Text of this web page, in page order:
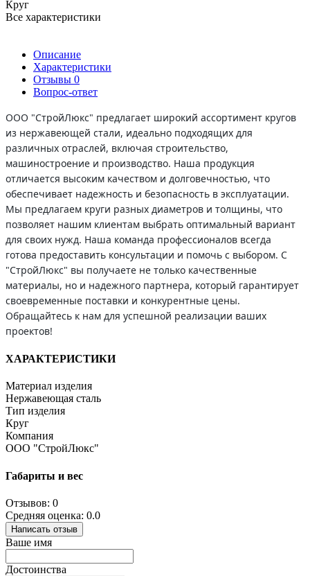
Круг
Все характеристики
Описание
Характеристики
Отзывы 0
Вопрос-ответ
ООО "СтройЛюкс" предлагает широкий ассортимент кругов
из нержавеющей стали, идеально подходящих для
различных отраслей, включая строительство,
машиностроение и производство. Наша продукция
отличается высоким качеством и долговечностью, что
обеспечивает надежность и безопасность в эксплуатации.
Мы предлагаем круги разных диаметров и толщины, что
позволяет нашим клиентам выбрать оптимальный вариант
для своих нужд. Наша команда профессионалов всегда
готова предоставить консультации и помочь с выбором. С
"СтройЛюкс" вы получаете не только качественные
материалы, но и надежного партнера, который гарантирует
своевременные поставки и конкурентные цены.
Обращайтесь к нам для успешной реализации ваших
проектов!
ХАРАКТЕРИСТИКИ
Материал изделия
Нержавеющая сталь
Тип изделия
Круг
Компания
ООО "СтройЛюкс"
Габариты и вес
Отзывов: 0
Средняя оценка: 0.0
Написать отзыв
Ваше имя
Достоинства